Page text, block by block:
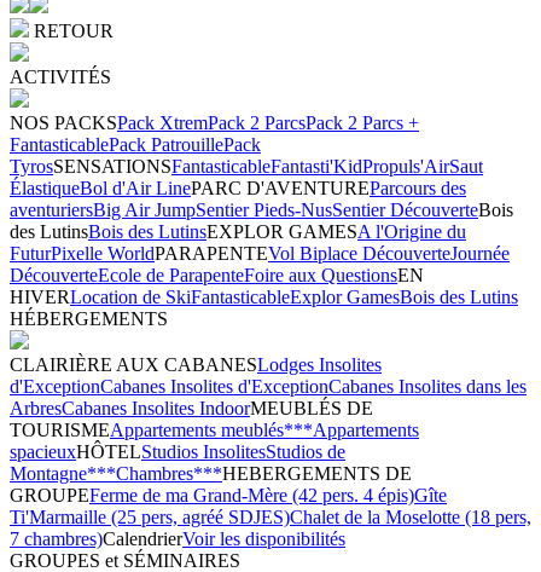
RETOUR
ACTIVITÉS
NOS PACKSPack XtremPack 2 ParcsPack 2 Parcs +
FantasticablePack PatrouillePack
TyrosSENSATIONSFantasticableFantasti'KidPropuls'AirSaut
ÉlastiqueBol d'Air LinePARC D'AVENTUREParcours des
aventuriersBig Air JumpSentier Pieds-NusSentier DécouverteBois
des LutinsBois des LutinsEXPLOR GAMESA l'Origine du
FuturPixelle WorldPARAPENTEVol Biplace DécouverteJournée
DécouverteEcole de ParapenteFoire aux QuestionsEN
HIVERLocation de SkiFantasticableExplor GamesBois des Lutins
HÉBERGEMENTS
CLAIRIÈRE AUX CABANESLodges Insolites
d'ExceptionCabanes Insolites d'ExceptionCabanes Insolites dans les
ArbresCabanes Insolites IndoorMEUBLÉS DE
TOURISMEAppartements meublés***Appartements
spacieuxHÔTELStudios InsolitesStudios de
Montagne***Chambres***HEBERGEMENTS DE
GROUPEFerme de ma Grand-Mère (42 pers. 4 épis)Gîte
Ti'Marmaille (25 pers, agréé SDJES)Chalet de la Moselotte (18 pers,
7 chambres)CalendrierVoir les disponibilités
GROUPES et SÉMINAIRES